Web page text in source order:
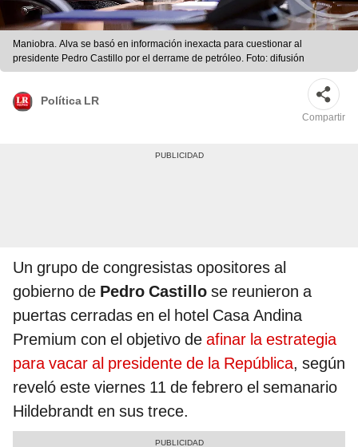
Maniobra. Alva se basó en información inexacta para cuestionar al
presidente Pedro Castillo por el derrame de petróleo. Foto: difusión
Política LR
Compartir
Un grupo de congresistas opositores al
gobierno de Pedro Castillo se reunieron a
puertas cerradas en el hotel Casa Andina
Premium con el objetivo de afinar la estrategia
para vacar al presidente de la República, según
reveló este viernes 11 de febrero el semanario
Hildebrandt en sus trece.